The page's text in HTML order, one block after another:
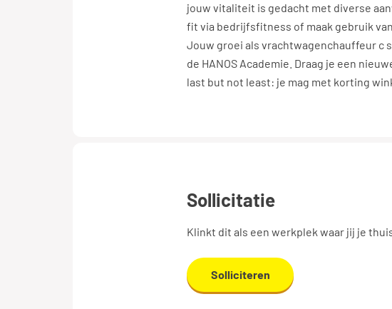
jouw vitaliteit is gedacht met diverse
fit via bedrijfsfitness of maak gebruik
Jouw groei als vrachtwagenchauffeur c
de HANOS Academie. Draag je een
last but not least: je mag met korting
sollicitatie
Klinkt dit als een werkplek waar jij je
Solliciteren